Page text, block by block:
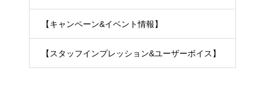
【キャンペーン&イベント情報】
【スタッフインプレッション&ユーザーボイス】